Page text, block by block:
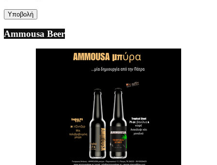
Ammousa Beer